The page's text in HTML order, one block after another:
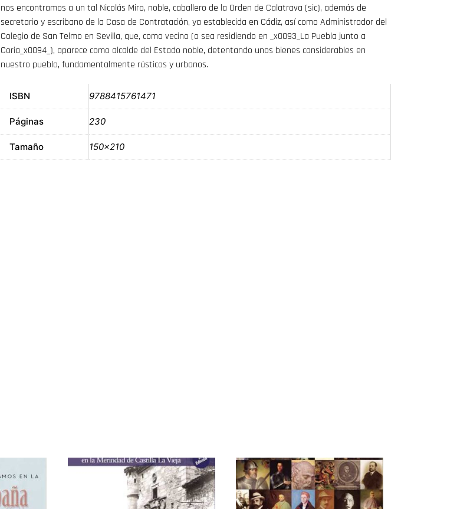
nos encontramos a un tal Nicolás Miro, noble, caballero de la Orden de Calatrava (sic), además de
secretario y escribano de la Casa de Contratación, ya establecida en Cádiz, así como Administrador del
Colegio de San Telmo en Sevilla, que, como vecino (o sea residiendo en _x0093_La Puebla junto a
Coria_x0094_), aparece como alcalde del Estado noble, detentando unos bienes considerables en
nuestro pueblo, fundamentalmente rústicos y urbanos.
ISBN 9788415761471
Páginas 230
Tamaño 150×210